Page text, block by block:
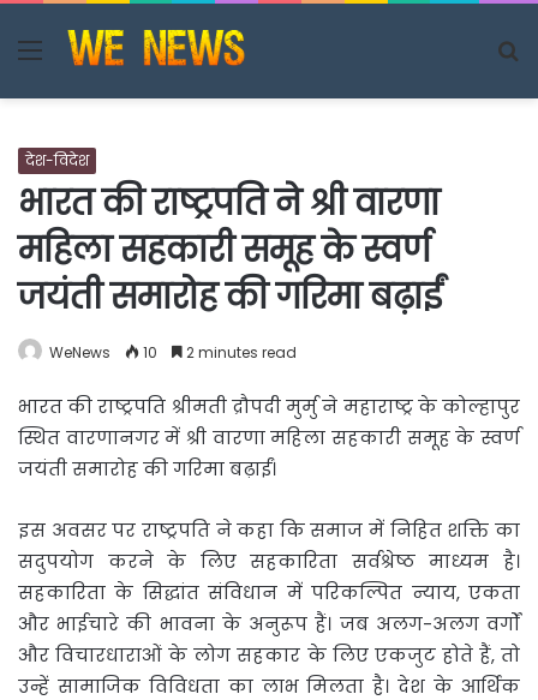
Menu
देश-विदेश
भारत की राष्ट्रपति ने श्री वारणा
महिला सहकारी समूह के स्वर्ण
जयंती समारोह की गरिमा बढ़ाईं
WeNews 10 2 minutes read
भारत की राष्ट्रपति श्रीमती द्रौपदी मुर्मु ने महाराष्ट्र के कोल्हापुर
स्थित वारणानगर में श्री वारणा महिला सहकारी समूह के स्वर्ण
जयंती समारोह की गरिमा बढ़ाईं।
इस अवसर पर राष्ट्रपति ने कहा कि समाज में निहित शक्ति का
सदुपयोग करने के लिए सहकारिता सर्वश्रेष्ठ माध्यम है।
सहकारिता के सिद्धांत संविधान में परिकल्पित न्याय, एकता
और भाईचारे की भावना के अनुरूप हैं। जब अलग-अलग वर्गों
और विचारधाराओं के लोग सहकार के लिए एकजुट होते हैं, तो
उन्हें सामाजिक विविधता का लाभ मिलता है। देश के आर्थिक